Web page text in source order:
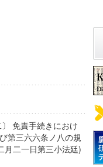
免責手続きにおけ
第三六六条ノ八の規
月二一日第三小法廷)